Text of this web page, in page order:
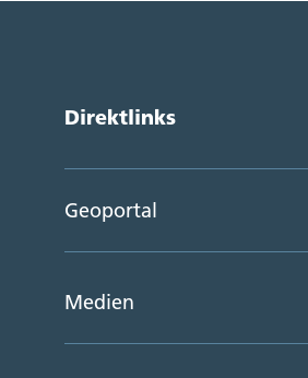
Direktlinks
Geoportal
Medien